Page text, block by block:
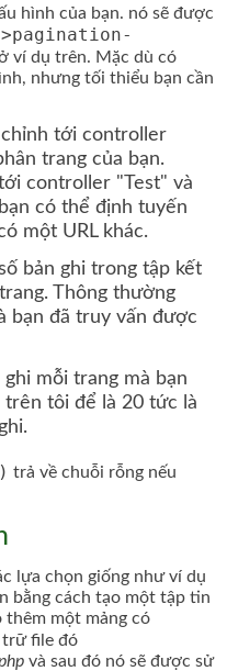
hình của bạn. nó sẽ được
ví dụ trên. Mặc dù có
nhưng tối thiểu bạn cần
tới controller
trang của bạn.
controller "Test" và
có thể định tuyến
một URL khác.
bản ghi trong tập kết
Thông thường
bạn đã truy vấn được
mỗi trang mà bạn
trên tôi để là 20 tức là
trả về chuỗi rỗng nếu
lựa chọn giống như ví dụ
bằng cách tạo một tập tin
thêm một mảng có
trữ file đó
và sau đó nó sẽ được sử